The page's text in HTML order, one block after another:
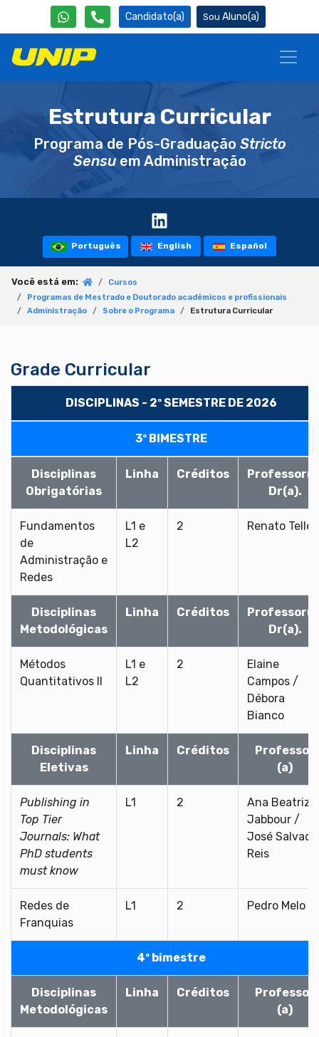
Candidato(a) Aluno(a)
Estrutura Curricular
Programa de Pós-Graduação Stricto
Sensuem Administração
Português English Español
Você está em:
Cursos
Programas de Mestrado e Doutorado acadêmicos e profissionais
Administração
Sobre o Programa Estrutura Curricular
Grade Curricular
DISCIPLINAS - 2º SEMESTRE DE 2026
3º BIMESTRE
Disciplinas
Obrigatórias
Linha Créditos
Dr(a).
Fundamentos
de
Administração e
Redes
L1 e
L2
2 Renato Telles
Disciplinas
Metodológicas
Linha Créditos
Dr(a).
Métodos
Quantitativos II
L1 e
L2
2
Elaine
Campos /
Débora
Bianco
Disciplinas
Eletivas
Linha Créditos
Professor
(a)
Publishing in
Top Tier
Journals: What
PhD students
must know
L1 2
Ana Beatriz
Jabbour /
José
Reis
Redes de
Franquias
L1 2 Pedro Melo
4º bimestre
Disciplinas
Metodológicas
Linha Créditos
Professor
(a)